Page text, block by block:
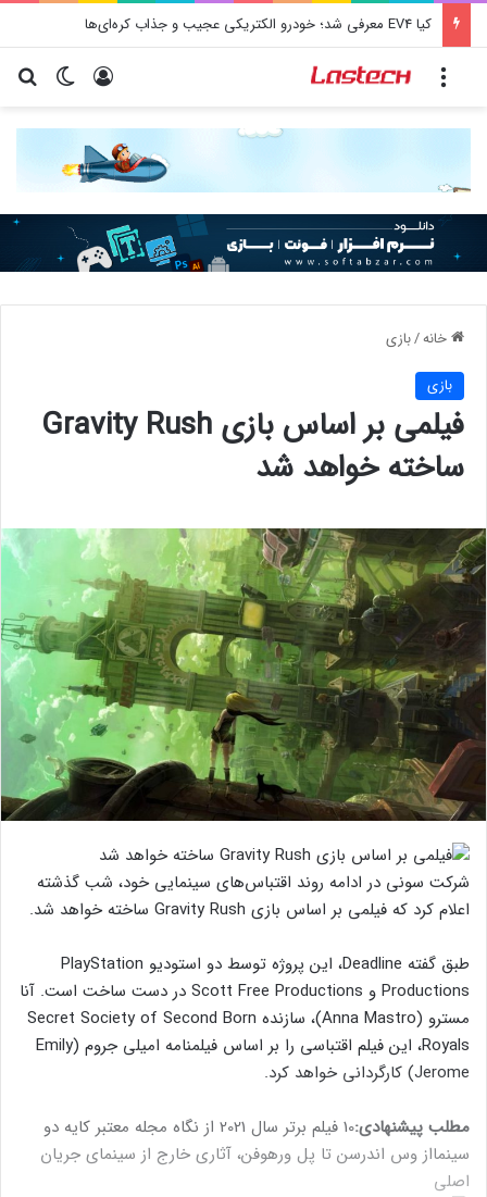
تغییر ورود
خانه/بازی
بازی
فیلمی بر اساس بازی Gravity Rush
ساخته خواهد شد
شرکت سونی در ادامه روند اقتباس‌های سینمایی خود، شب گذشته
اعلام کرد که فیلمی بر اساس بازی Gravity Rush ساخته خواهد شد.
طبق گفته Deadline، این پروژه توسط دو استودیو PlayStation
Productions و Scott Free Productions در دست ساخت است. آنا
مسترو (Anna Mastro)، سازنده Secret Society of Second Born
Royals، این فیلم اقتباسی را بر اساس فیلمنامه امیلی جروم (Emily
Jerome) کارگردانی خواهد کرد.
مطلب پیشنهادی:
10 فیلم برتر سال 2021 از نگاه مجله معتبر کایه دو
سینمااز وس اندرسن تا پل ورهوفن، آثاری خارج از سینمای جریان
اصلی